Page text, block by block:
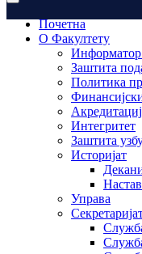
Почетна
О Факултету
Информатор
Заштита
Политика
Интегритет
Заштита
Историјат
Управа